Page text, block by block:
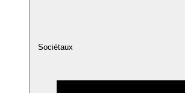
Sociétaux